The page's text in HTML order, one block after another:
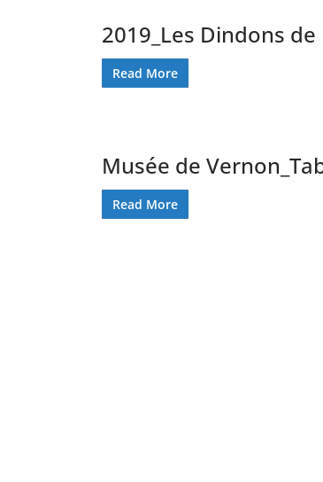
2019_Les Dindons
Read More
Musée de
Read More